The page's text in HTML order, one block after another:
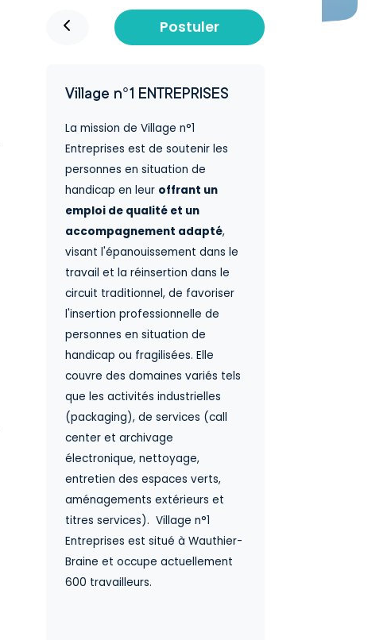
Postuler
Village n°1 ENTREPRISES
La mission de Village n°1
Entreprises est de soutenir les
personnes en situation de
handicap en leur offrant un
emploi de qualité et un
accompagnement adapté,
visant l'épanouissement dans le
travail et la réinsertion dans le
circuit traditionnel, de favoriser
l'insertion professionnelle de
personnes en situation de
handicap ou fragilisées. Elle
couvre des domaines variés tels
que les activités industrielles
(packaging), de services (call
center et archivage
électronique, nettoyage,
entretien des espaces verts,
aménagements extérieurs et
titres services). Village n°1
Entreprises est situé à Wauthier-
Braine et occupe actuellement
600 travailleurs.